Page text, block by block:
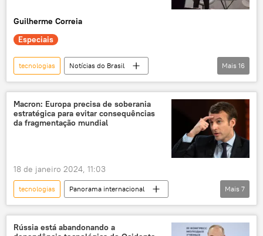
Guilherme Correia
Especiais
tecnologias
Notícias do Brasil
Luiz Inácio Lula da Silva
Brasil
Amapá
Gabinete de Segurança Institucional (GSI)
ataque cibernético
ciberataque
crime cibernético
cibersegurança
crimes cibernéticos
infraestrutura
inteligência artificial
Mais 16
Macron: Europa precisa de soberania
estratégica para evitar consequências
da fragmentação mundial
18 de janeiro 2024, 11:03
tecnologias
Panorama internacional
União Europeia
França
EUA
Emmanuel Macron
Mais 7
Rússia está abandonando a